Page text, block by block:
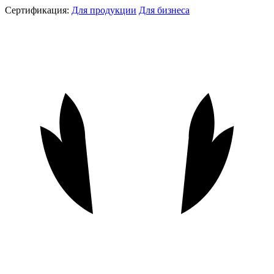
Сертификация: Для продукции Для бизнеса